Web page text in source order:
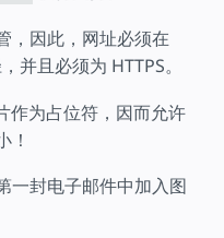
，因此，网址必须在
并且必须为 HTTPS。
作为占位符，因而允许
！
一封电子邮件中加入图